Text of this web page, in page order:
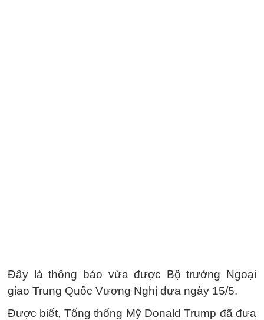
Đây là thông báo vừa được Bộ trưởng Ngoại
giao Trung Quốc Vương Nghị đưa ngày 15/5.
Được biết, Tổng thống Mỹ Donald Trump đã đưa